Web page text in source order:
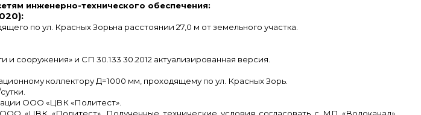
инженерно-технического обеспечения:
по ул. Красных Зорьна расстоянии 27,0 м от земельного участка.
и СП 30.133 30.2012 актуализированная версия.
коллектору Д=1000 мм, проходящему по ул. Красных Зорь.
ООО «ЦВК «Политест».